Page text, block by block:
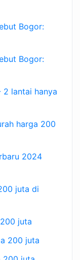
Bogor:
Bogor:
2 lantai hanya
harga 200
2024
juta di
juta
200 juta